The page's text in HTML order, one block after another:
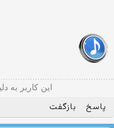
این کاربر به
پاسخ بازگفت